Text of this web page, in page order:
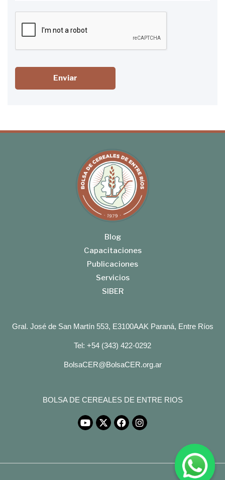
Enviar
Blog
Capacitaciones
Publicaciones
Servicios
SIBER
Gral. José de San Martín 553, E3100AAK Paraná, Entre Ríos
Tel: +54 (343) 422-0292
BolsaCER@BolsaCER.org.ar
BOLSA DE CEREALES DE ENTRE RIOS